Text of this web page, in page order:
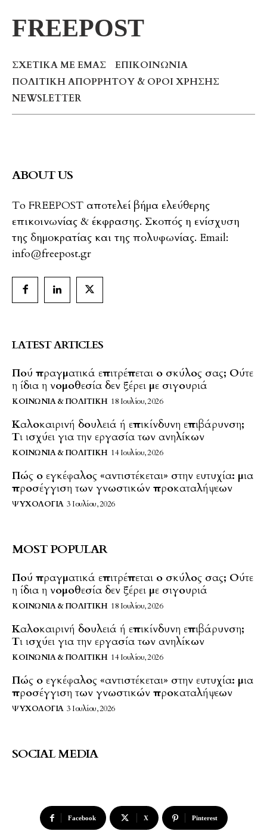
FREEPOST
ΣΧΕΤΙΚΆ ΜΕ ΕΜΆΣ
ΕΠΙΚΟΙΝΩΝΊΑ
ΠΟΛΙΤΙΚΉ ΑΠΟΡΡΉΤΟΥ & ΌΡΟΙ ΧΡΉΣΗΣ
NEWSLETTER
ABOUT US
To FREEPOST αποτελεί βήμα ελεύθερης
επικοινωνίας & έκφρασης. Σκοπός η ενίσχυση
της δημοκρατίας και της πολυφωνίας. Email:
info@freepost.gr
LATEST ARTICLES
Πού πραγματικά επιτρέπεται ο σκύλος σας; Ούτε
η ίδια η νομοθεσία δεν ξέρει με σιγουριά
ΚΟΙΝΩΝΊΑ & ΠΟΛΙΤΙΚΉ 18 Ιουλίου, 2026
Καλοκαιρινή δουλειά ή επικίνδυνη επιβάρυνση;
Τι ισχύει για την εργασία των ανηλίκων
ΚΟΙΝΩΝΊΑ & ΠΟΛΙΤΙΚΉ 14 Ιουλίου, 2026
Πώς ο εγκέφαλος «αντιστέκεται» στην ευτυχία: μια
προσέγγιση των γνωστικών προκαταλήψεων
ΨΥΧΟΛΟΓΊΑ 3 Ιουλίου, 2026
MOST POPULAR
Πού πραγματικά επιτρέπεται ο σκύλος σας; Ούτε
η ίδια η νομοθεσία δεν ξέρει με σιγουριά
ΚΟΙΝΩΝΊΑ & ΠΟΛΙΤΙΚΉ 18 Ιουλίου, 2026
Καλοκαιρινή δουλειά ή επικίνδυνη επιβάρυνση;
Τι ισχύει για την εργασία των ανηλίκων
ΚΟΙΝΩΝΊΑ & ΠΟΛΙΤΙΚΉ 14 Ιουλίου, 2026
Πώς ο εγκέφαλος «αντιστέκεται» στην ευτυχία: μια
προσέγγιση των γνωστικών προκαταλήψεων
ΨΥΧΟΛΟΓΊΑ 3 Ιουλίου, 2026
SOCIAL MEDIA
Facebook X Pinterest